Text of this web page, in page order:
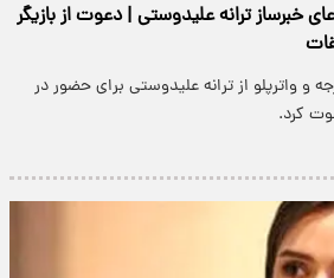
خبرساز ترانه علیدوستی | دعوت از بازیگر
و واترپلو از ترانه علیدوستی برای حضور در
کرد.